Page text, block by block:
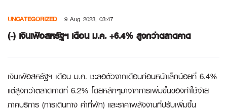
content
UNCATEGORIZED 9 Aug 2023, 03:47
(-) เงินเฟ้อสหรัฐฯ เดือน ม.ค. +6.4% สูงกว่าตลาดคาด
เงินเฟ้อสหรัฐฯ เดือน ม.ค. ชะลอตัวจากเดือนก่อนหน้าเล็กน้อยที่ 6.4%
แต่สูงกว่าตลาดคาดที่ 6.2% โดยหลักๆมาจากการเพิ่มขึ้นของค่าใช้จ่าย
ภาคบริการ (การเดินทาง ค่าที่พัก) และราคาพลังงานที่ปรับเพิ่มขึ้น